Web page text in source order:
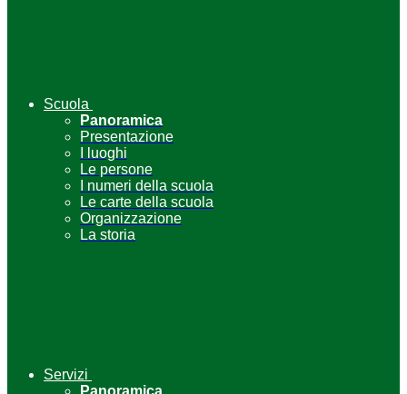
Scuola
Panoramica
Presentazione
I luoghi
Le persone
I numeri della scuola
Le carte della scuola
Organizzazione
La storia
Servizi